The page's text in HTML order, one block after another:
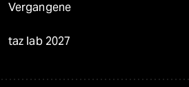
Vergangene
taz lab 2027